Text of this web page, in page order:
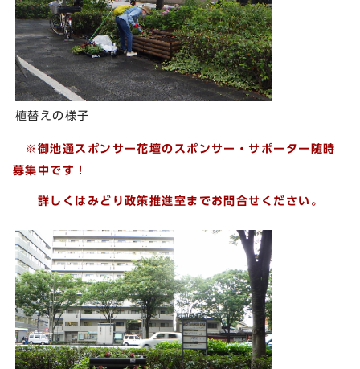
植替えの様子
※御池通スポンサー花壇のスポンサー・サポーター随時
募集中です！
詳しくはみどり政策推進室までお問合せください。